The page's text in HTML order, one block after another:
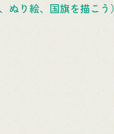
り絵、国旗を描こう）